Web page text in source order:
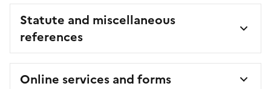
Statute and miscellaneous
references
Online services and forms